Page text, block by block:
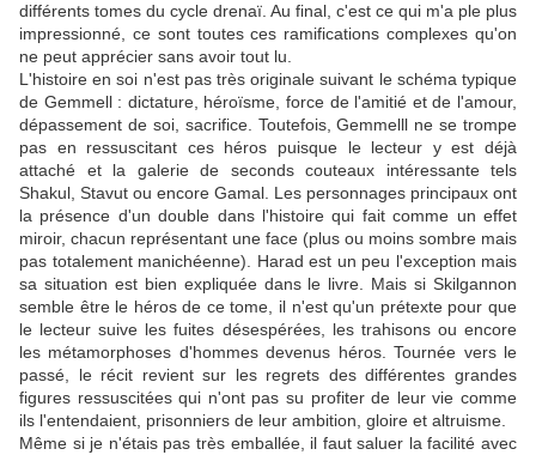
différents tomes du cycle drenaï. Au final, c'est ce qui m'a ple plus
impressionné, ce sont toutes ces ramifications complexes qu'on
ne peut apprécier sans avoir tout lu.
L'histoire en soi n'est pas très originale suivant le schéma typique
de Gemmell : dictature, héroïsme, force de l'amitié et de l'amour,
dépassement de soi, sacrifice. Toutefois, Gemmelll ne se trompe
pas en ressuscitant ces héros puisque le lecteur y est déjà
attaché et la galerie de seconds couteaux intéressante tels
Shakul, Stavut ou encore Gamal. Les personnages principaux ont
la présence d'un double dans l'histoire qui fait comme un effet
miroir, chacun représentant une face (plus ou moins sombre mais
pas totalement manichéenne). Harad est un peu l'exception mais
sa situation est bien expliquée dans le livre. Mais si Skilgannon
semble être le héros de ce tome, il n'est qu'un prétexte pour que
le lecteur suive les fuites désespérées, les trahisons ou encore
les métamorphoses d'hommes devenus héros. Tournée vers le
passé, le récit revient sur les regrets des différentes grandes
figures ressuscitées qui n'ont pas su profiter de leur vie comme
ils l'entendaient, prisonniers de leur ambition, gloire et altruisme.
Même si je n'étais pas très emballée, il faut saluer la facilité avec